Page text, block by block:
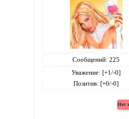
Сообщений: 225
Уважение: [+1/-0]
Позитив: [+0/-0]